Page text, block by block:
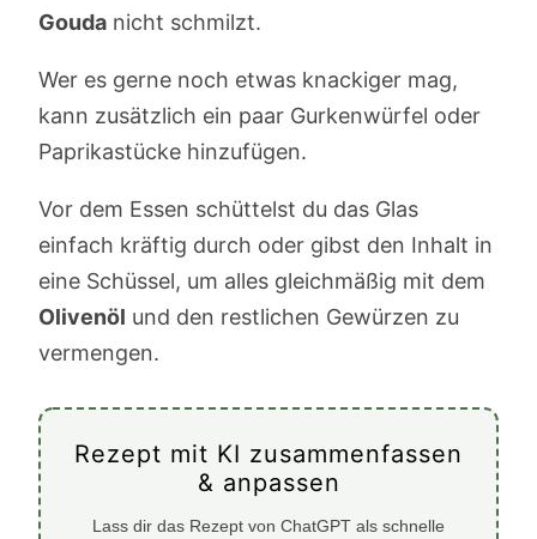
Gouda nicht schmilzt.
Wer es gerne noch etwas knackiger mag,
kann zusätzlich ein paar Gurkenwürfel oder
Paprikastücke hinzufügen.
Vor dem Essen schüttelst du das Glas
einfach kräftig durch oder gibst den Inhalt in
eine Schüssel, um alles gleichmäßig mit dem
Olivenöl und den restlichen Gewürzen zu
vermengen.
Rezept mit KI zusammenfassen
& anpassen
Lass dir das Rezept von ChatGPT als schnelle